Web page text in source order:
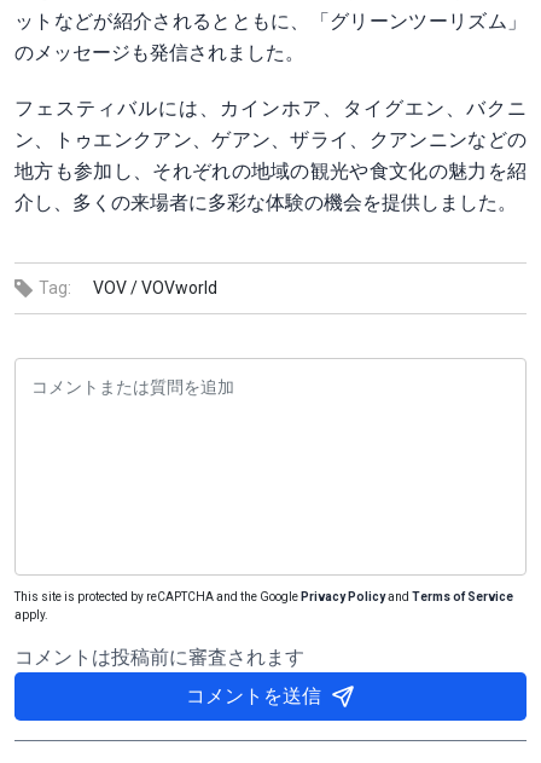
ットなどが紹介されるとともに、「グリーンツーリズム」
のメッセージも発信されました。
フェスティバルには、カインホア、タイグエン、バクニ
ン、トゥエンクアン、ゲアン、ザライ、クアンニンなどの
地方も参加し、それぞれの地域の観光や食文化の魅力を紹
介し、多くの来場者に多彩な体験の機会を提供しました。
Tag: VOV /VOVworld
This site is protected by reCAPTCHA and the Google Privacy Policyand Terms of Service
apply.
コメントは投稿前に審査されます
コメントを送信